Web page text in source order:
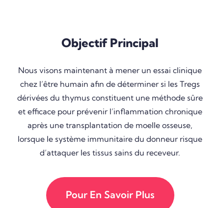
Objectif Principal
Nous visons maintenant à mener un essai clinique
chez l’être humain afin de déterminer si les Tregs
dérivées du thymus constituent une méthode sûre
et efficace pour prévenir l’inflammation chronique
après une transplantation de moelle osseuse,
lorsque le système immunitaire du donneur risque
d’attaquer les tissus sains du receveur.
Pour En Savoir Plus